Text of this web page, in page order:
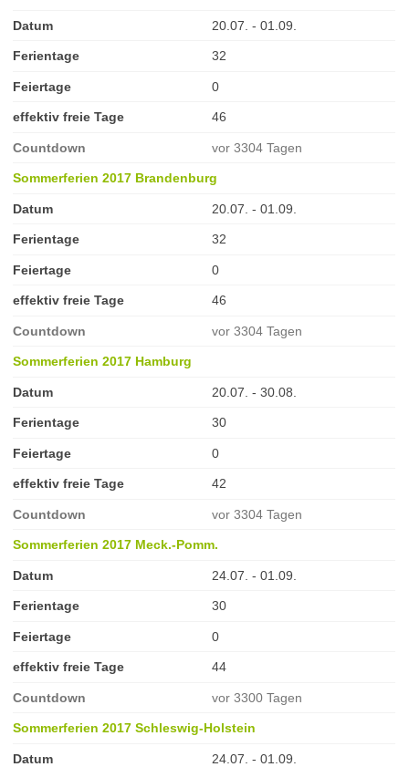
Datum 20.07. - 01.09.
Ferientage 32
Feiertage 0
effektiv freie Tage 46
Countdown vor 3304 Tagen
Sommerferien 2017 Brandenburg
Datum 20.07. - 01.09.
Ferientage 32
Feiertage 0
effektiv freie Tage 46
Countdown vor 3304 Tagen
Sommerferien 2017 Hamburg
Datum 20.07. - 30.08.
Ferientage 30
Feiertage 0
effektiv freie Tage 42
Countdown vor 3304 Tagen
Sommerferien 2017 Meck.-Pomm.
Datum 24.07. - 01.09.
Ferientage 30
Feiertage 0
effektiv freie Tage 44
Countdown vor 3300 Tagen
Sommerferien 2017 Schleswig-Holstein
Datum 24.07. - 01.09.